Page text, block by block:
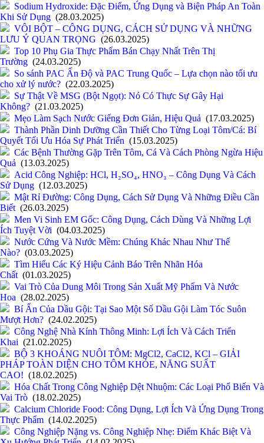
Sodium Hydroxide: Đặc Điểm, Ứng Dụng và Biện Pháp An Toàn
Khi Sử Dụng (28.03.2025)
VÔI BỘT – CÔNG DỤNG, CÁCH SỬ DỤNG VÀ NHỮNG
LƯU Ý QUAN TRỌNG (26.03.2025)
Top 10 Phụ Gia Thực Phẩm Bán Chạy Nhất Trên Thị
Trường (24.03.2025)
So sánh PAC Ấn Độ và PAC Trung Quốc – Lựa chọn nào tối ưu
cho xử lý nước? (22.03.2025)
Sự Thật Về MSG (Bột Ngọt): Nó Có Thực Sự Gây Hại
Không? (21.03.2025)
Mẹo Làm Sạch Nước Giếng Đơn Giản, Hiệu Quả (17.03.2025)
Thành Phần Dinh Dưỡng Cần Thiết Cho Từng Loại Tôm/Cá: Bí
Quyết Tối Ưu Hóa Sự Phát Triển (15.03.2025)
Các Bệnh Thường Gặp Trên Tôm, Cá Và Cách Phòng Ngừa Hiệu
Quả (13.03.2025)
Acid Công Nghiệp: HCl, H₂SO₄, HNO₃ – Công Dụng Và Cách
Sử Dụng (12.03.2025)
Mật Rỉ Đường: Công Dụng, Cách Sử Dụng Và Những Điều Cần
Biết (26.03.2025)
Men Vi Sinh EM Gốc: Công Dụng, Cách Dùng Và Những Lợi
Ích Tuyệt Vời (04.03.2025)
Nước Cứng Và Nước Mềm: Chúng Khác Nhau Như Thế
Nào? (03.03.2025)
Tìm Hiểu Các Ký Hiệu Cảnh Báo Trên Nhãn Hóa
Chất (01.03.2025)
Vai Trò Của Dung Môi Trong Sản Xuất Mỹ Phẩm Và Nước
Hoa (28.02.2025)
Bí Ẩn Của Dầu Gội: Tại Sao Một Số Dầu Gội Làm Tóc Suôn
Mượt Hơn? (24.02.2025)
Công Nghệ Nhà Kính Thông Minh: Lợi Ích Và Cách Triển
Khai (21.02.2025)
BỘ 3 KHOÁNG NUÔI TÔM: MgCl2, CaCl2, KCl – GIẢI
PHÁP TOÀN DIỆN CHO TÔM KHỎE, NĂNG SUẤT
CAO! (18.02.2025)
Hóa Chất Trong Công Nghiệp Dệt Nhuộm: Các Loại Phổ Biến Và
Vai Trò (18.02.2025)
Calcium Chloride Food: Công Dụng, Lợi Ích Và Ứng Dụng Trong
Thực Phẩm (14.02.2025)
Công Nghiệp Nặng vs. Công Nghiệp Nhẹ: Điểm Khác Biệt Và